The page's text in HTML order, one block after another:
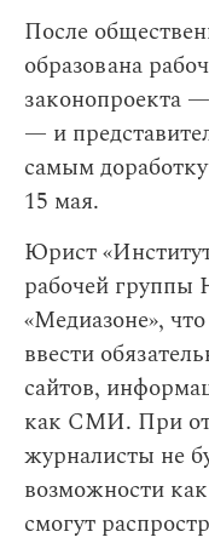
После
образована
законопроекта
— и
самым
15 мая.
Юрист
рабочей группы
«Медиазоне»,
ввести
сайтов,
как СМИ. При
журналисты не
возможности
смогут